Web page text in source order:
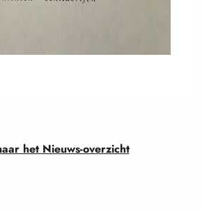
het Nieuws-overzicht